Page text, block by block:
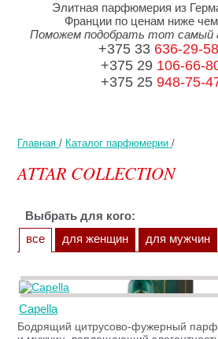
Главная / Каталог парфюмерии /
ATTAR COLLECTION
Выбрать для кого:
все
для женщин для мужчин
Capella
Бодрящий цитрусово-фужерный
Элитная парфюмерия из
Франции по ценам ниже чем
Поможем подобрать тот самый
+375 33 636-29-58
+375 29 106-66-
+375 25 948-75-